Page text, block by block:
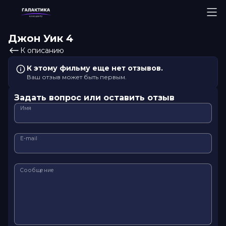
Джон Уик 4
К описанию
К этому фильму еще нет отзывов.
Ваш отзыв может быть первым.
Задать вопрос или оставить отзыв
Имя
E-mail
Сообщение